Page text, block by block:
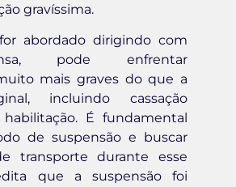
gravíssima.
abordado dirigindo com
pode enfrentar
mais graves do que a
incluindo cassação
É fundamental
de suspensão e buscar
transporte durante esse
que a suspensão foi